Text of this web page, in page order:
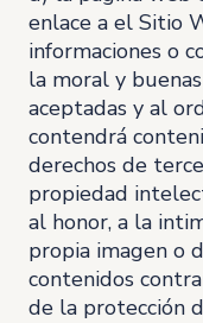
enlace a el Sitio
informaciones o
la moral y
aceptadas y al
contendrá
derechos de
propiedad
al honor, a la
propia imagen o
contenidos
de la protección